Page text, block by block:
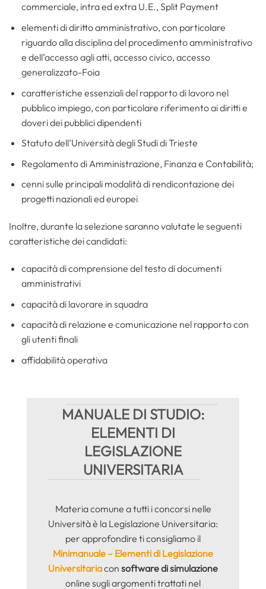
commerciale, intra ed extra U.E., Split Payment
elementi di diritto amministrativo, con particolare
riguardo alla disciplina del procedimento amministrativo
e dell’accesso agli atti, accesso civico, accesso
generalizzato-Foia
caratteristiche essenziali del rapporto di lavoro nel
pubblico impiego, con particolare riferimento ai diritti e
doveri dei pubblici dipendenti
Statuto dell’Università degli Studi di Trieste
Regolamento di Amministrazione, Finanza e Contabilità;
cenni sulle principali modalità di rendicontazione dei
progetti nazionali ed europei
Inoltre, durante la selezione saranno valutate le seguenti
caratteristiche dei candidati:
capacità di comprensione del testo di documenti
amministrativi
capacità di lavorare in squadra
capacità di relazione e comunicazione nel rapporto con
gli utenti finali
affidabilità operativa
MANUALE DI STUDIO:
ELEMENTI DI
LEGISLAZIONE
UNIVERSITARIA
Materia comune a tutti i concorsi nelle
Università è la Legislazione Universitaria:
per approfondire ti consigliamo il
Minimanuale – Elementi di Legislazione
Universitariacon software di simulazione
online sugli argomenti trattati nel